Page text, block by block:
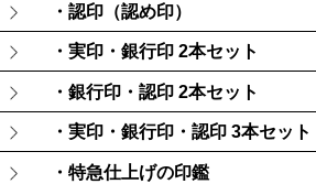
・認印（認め印）
・実印・銀行印 2本セット
・銀行印・認印 2本セット
・実印・銀行印・認印 3本セット
・特急仕上げの印鑑